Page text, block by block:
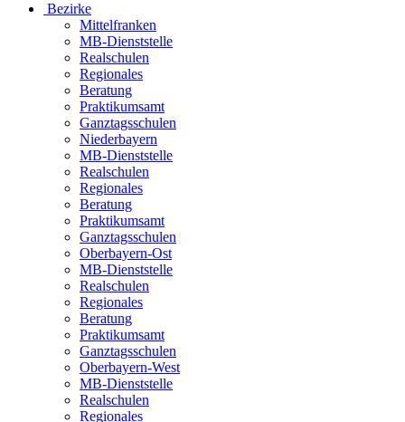
Bezirke
Mittelfranken
MB-Dienststelle
Realschulen
Regionales
Beratung
Praktikumsamt
Ganztagsschulen
Niederbayern
MB-Dienststelle
Realschulen
Regionales
Beratung
Praktikumsamt
Ganztagsschulen
Oberbayern-Ost
MB-Dienststelle
Realschulen
Regionales
Beratung
Praktikumsamt
Ganztagsschulen
Oberbayern-West
MB-Dienststelle
Realschulen
Regionales